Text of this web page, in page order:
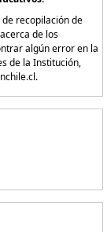
recopilación de
de los
algún error en la
de la Institución,